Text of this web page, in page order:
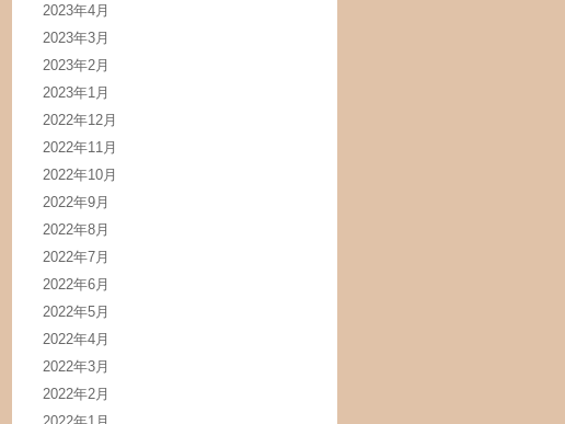
2023年4月
2023年3月
2023年2月
2023年1月
2022年12月
2022年11月
2022年10月
2022年9月
2022年8月
2022年7月
2022年6月
2022年5月
2022年4月
2022年3月
2022年2月